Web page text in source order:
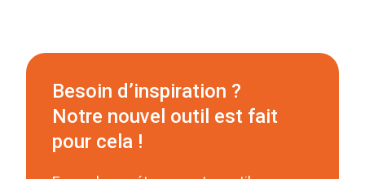
Besoin d’inspiration ?
Notre nouvel outil est fait
pour cela !